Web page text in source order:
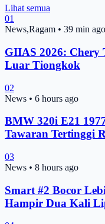
Lihat semua
01
News,Ragam • 39 min ago
GIIAS 2026: Chery
Luar Tiongkok
02
News • 6 hours ago
BMW 320i E21
Tawaran Tertinggi
03
News • 8 hours ago
Smart #2 Bocor
Hampir Dua Kali